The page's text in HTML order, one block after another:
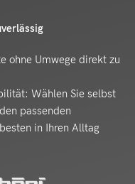
ohne Umwege direkt zu
Wählen Sie selbst
passenden
in Ihren Alltag